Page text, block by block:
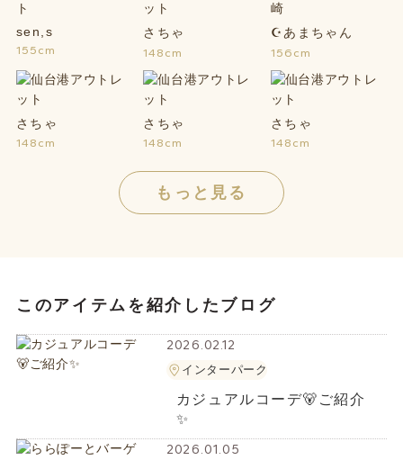
sen,s
155cm
さちゃ
148cm
☪あまちゃん
156cm
さちゃ
148cm
さちゃ
148cm
さちゃ
148cm
もっと見る
このアイテムを紹介したブログ
2026.02.12
インターパーク
カジュアルコーデ🐻ご紹介
✨
2026.01.05